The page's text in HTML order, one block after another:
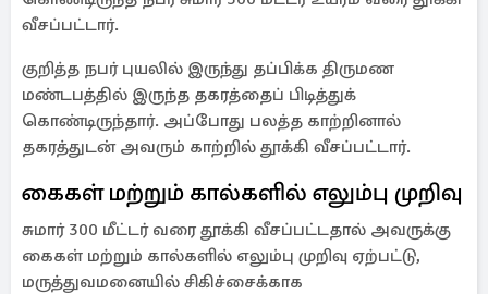
வீசப்பட்டார்.
குறித்த நபர் புயலில் இருந்து தப்பிக்க திருமண
மண்டபத்தில் இருந்த தகரத்தைப் பிடித்துக்
கொண்டிருந்தார். அப்போது பலத்த காற்றினால்
தகரத்துடன் அவரும் காற்றில் தூக்கி வீசப்பட்டார்.
கைகள் மற்றும் கால்களில் எலும்பு முறிவு
சுமார் 300 மீட்டர் வரை தூக்கி வீசப்பட்டதால் அவருக்கு
கைகள் மற்றும் கால்களில் எலும்பு முறிவு ஏற்பட்டு,
மருத்துவமனையில் சிகிச்சைக்காக